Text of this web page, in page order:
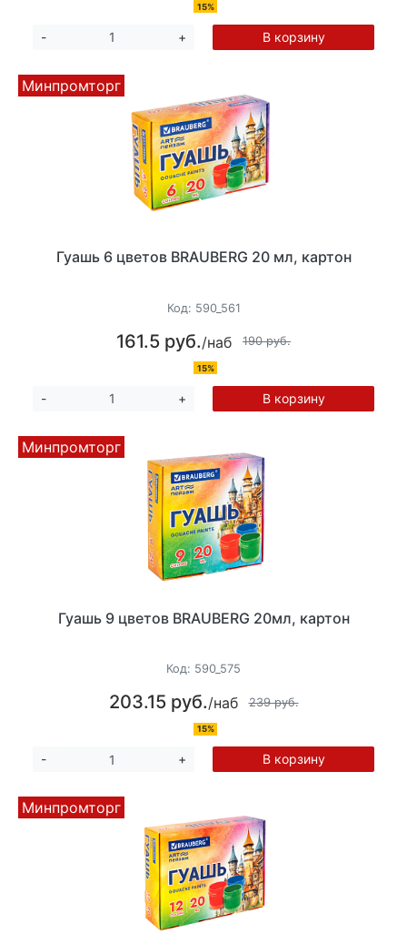
15%
- + В корзину
Минпромторг
Гуашь 6 цветов BRAUBERG 20 мл, картон
Код: 590_561
161.5 руб./наб 190 руб.
15%
- + В корзину
Минпромторг
Гуашь 9 цветов BRAUBERG 20мл, картон
Код: 590_575
203.15 руб./наб 239 руб.
15%
- + В корзину
Минпромторг